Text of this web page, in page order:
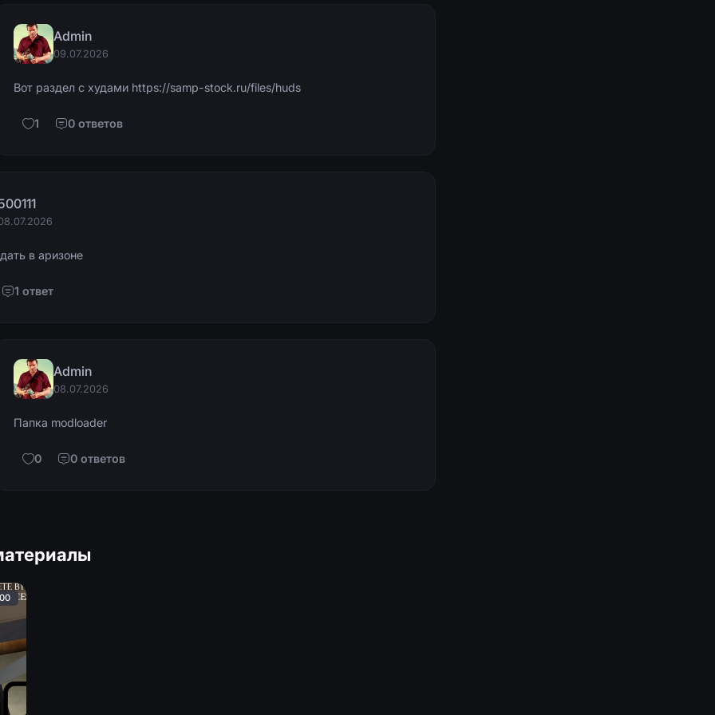
Admin
09.07.2026
Вот раздел с худами https://samp-stock.ru/files/huds
1 0 ответов
в аризоне
1 ответ
Admin
08.07.2026
Папка modloader
0 0 ответов